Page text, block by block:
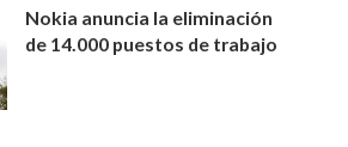
Nokia anuncia la eliminación
de 14.000 puestos de trabajo